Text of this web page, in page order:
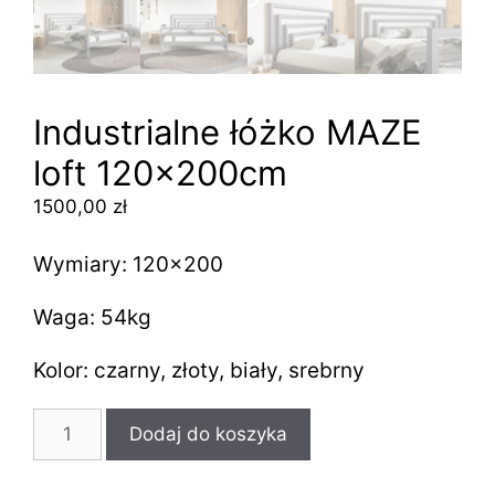
Industrialne łóżko MAZE
loft 120x200cm
1500,00 zł
Wymiary: 120×200
Waga: 54kg
Kolor: czarny, złoty, biały, srebrny
Industrialne
Dodaj do koszyka